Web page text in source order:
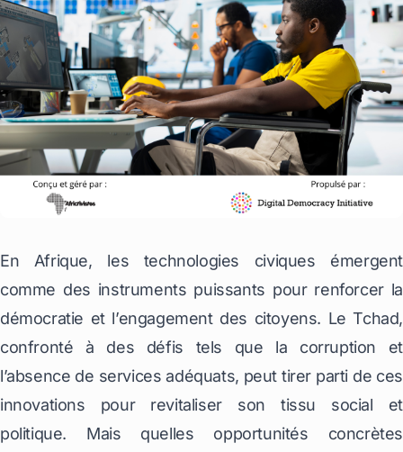
En Afrique, les technologies civiques émergent
comme des instruments puissants pour renforcer la
démocratie et l’engagement des citoyens. Le Tchad,
confronté à des défis tels que la corruption et
l’absence de services adéquats, peut tirer parti de ces
innovations pour revitaliser son tissu social et
politique. Mais quelles opportunités concrètes